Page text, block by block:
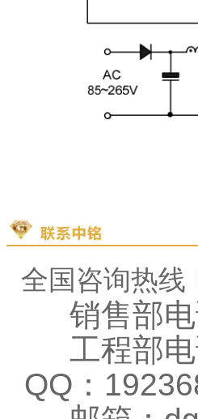
全国咨询热线
销售部电
工程部电
QQ：